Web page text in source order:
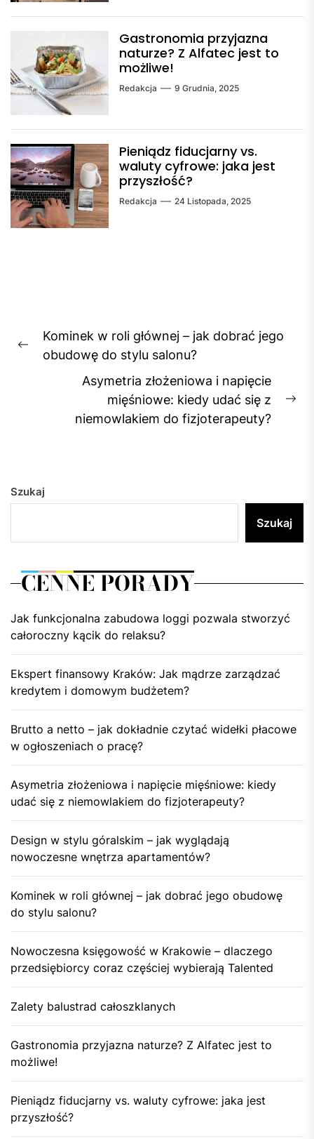
Gastronomia przyjazna
naturze? Z Alfatec jest to
możliwe!
Redakcja 9 Grudnia, 2025
Pieniądz fiducjarny vs.
waluty cyfrowe: jaka jest
przyszłość?
Redakcja 24 Listopada, 2025
Nawigacja
wpisu
Previous
Kominek w roli głównej – jak dobrać jego
obudowę do stylu salonu?
Asymetria złożeniowa i napięcie
mięśniowe: kiedy udać się z
niemowlakiem do fizjoterapeuty?
Szukaj
Szukaj
CENNE PORADY
Jak funkcjonalna zabudowa loggi pozwala stworzyć
całoroczny kącik do relaksu?
Ekspert finansowy Kraków: Jak mądrze zarządzać
kredytem i domowym budżetem?
Brutto a netto – jak dokładnie czytać widełki płacowe
w ogłoszeniach o pracę?
Asymetria złożeniowa i napięcie mięśniowe: kiedy
udać się z niemowlakiem do fizjoterapeuty?
Design w stylu góralskim – jak wyglądają
nowoczesne wnętrza apartamentów?
Kominek w roli głównej – jak dobrać jego obudowę
do stylu salonu?
Nowoczesna księgowość w Krakowie – dlaczego
przedsiębiorcy coraz częściej wybierają Talented
Zalety balustrad całoszklanych
Gastronomia przyjazna naturze? Z Alfatec jest to
możliwe!
Pieniądz fiducjarny vs. waluty cyfrowe: jaka jest
przyszłość?